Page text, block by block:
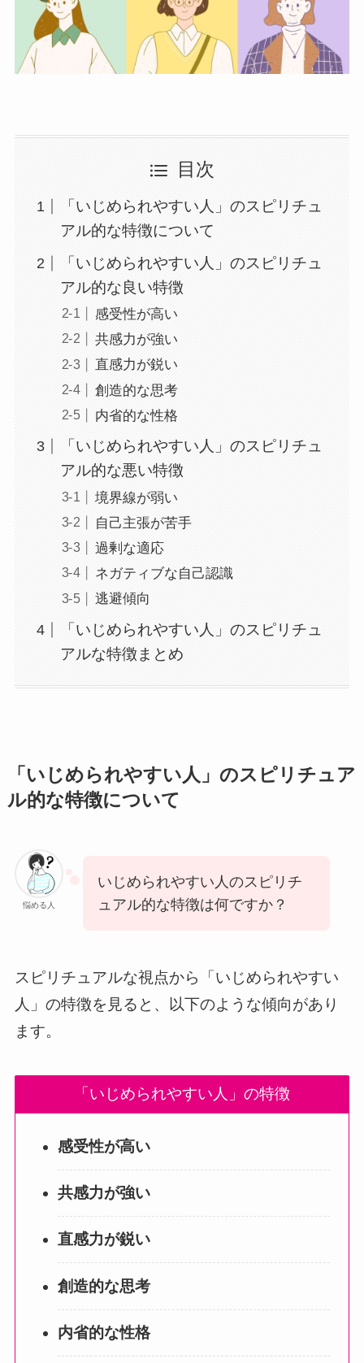
目次
「いじめられやすい人」のスピリチュ
アル的な特徴について
「いじめられやすい人」のスピリチュ
アル的な良い特徴
感受性が高い
共感力が強い
直感力が鋭い
創造的な思考
内省的な性格
「いじめられやすい人」のスピリチュ
アル的な悪い特徴
境界線が弱い
自己主張が苦手
過剰な適応
ネガティブな自己認識
逃避傾向
「いじめられやすい人」のスピリチュ
アルな特徴まとめ
「いじめられやすい人」のスピリチュア
ル的な特徴について
悩める人
いじめられやすい人のスピリチ
ュアル的な特徴は何ですか？
スピリチュアルな視点から「いじめられやすい
人」の特徴を見ると、以下のような傾向があり
ます。
「いじめられやすい人」の特徴
感受性が高い
共感力が強い
直感力が鋭い
創造的な思考
内省的な性格